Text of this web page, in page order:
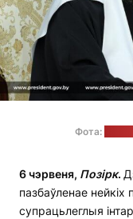
Фота:
6 чэрвеня, Позірк.
пазбаўленае нейкіх
супрацьлеглыя